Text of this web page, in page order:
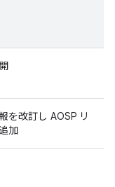
を改訂し AOSP リ
加